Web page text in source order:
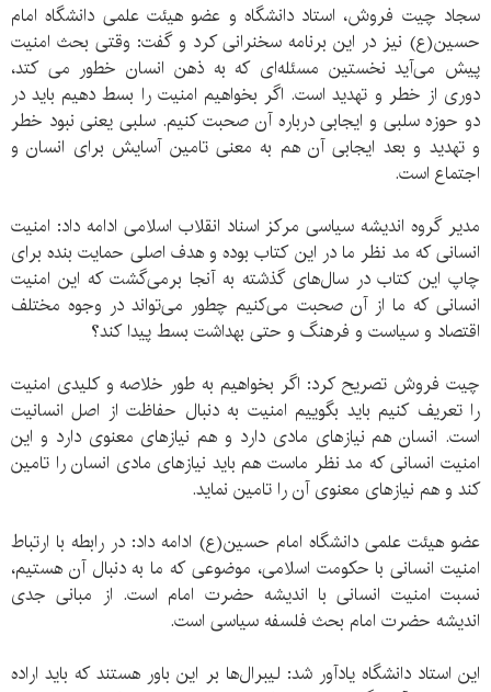
سجاد چیت فروش، استاد دانشگاه و عضو هیئت علمی دانشگاه امام
حسین(ع) نیز در این برنامه سخنرانی کرد و گفت: وقتی بحث امنیت
پیش می‌آید نخستین مسئله‌ای که به ذهن انسان خطور می کتد،
دوری از خطر و تهدید است. اگر بخواهیم امنیت را بسط دهیم باید در
دو حوزه سلبی و ایجابی درباره آن صحبت کنیم. سلبی یعنی نبود خطر
و تهدید و بعد ایجابی آن هم به معنی تامین آسایش برای انسان و
اجتماع است.
مدیر گروه اندیشه سیاسی مرکز اسناد انقلاب اسلامی ادامه داد: امنیت
انسانی که مد نظر ما در این کتاب بوده و هدف اصلی حمایت بنده برای
چاپ این کتاب در سال‌های گذشته به آنجا بر‌می‌گشت که این امنیت
انسانی که ما از آن صحبت می‌کنیم چطور می‌تواند در وجوه مختلف
اقتصاد و سیاست و فرهنگ و حتی بهداشت بسط پیدا کند؟
چیت فروش تصریح کرد: اگر بخواهیم به طور خلاصه و کلیدی امنیت
را تعریف کنیم باید بگوییم امنیت به دنبال حفاظت از اصل انسانیت
است. انسان هم نیازهای مادی دارد و هم نیازهای معنوی دارد و این
امنیت انسانی که مد نظر ماست هم باید نیازهای مادی انسان را تامین
کند و هم نیازهای معنوی آن را تامین نماید.
عضو هیئت علمی دانشگاه امام حسین(ع) ادامه داد: در رابطه با ارتباط
امنیت انسانی با حکومت اسلامی، موضوعی که ما به دنبال آن هستیم،
نسبت امنیت انسانی با اندیشه حضرت امام است. از مبانی جدی
اندیشه حضرت امام بحث فلسفه سیاسی است.
این استاد دانشگاه یادآور شد: لیبرال‌ها بر این باور هستند که باید اراده